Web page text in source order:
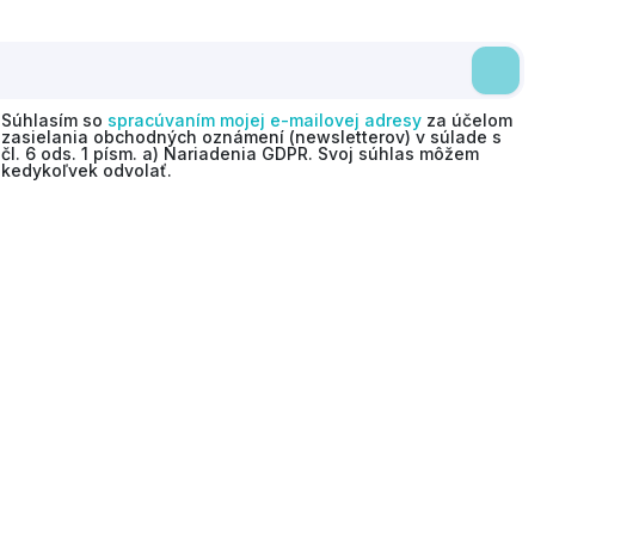
Súhlasím so spracúvaním mojej e-mailovej adresy za účelom
zasielania obchodných oznámení (newsletterov) v súlade s
čl. 6 ods. 1 písm. a) Nariadenia GDPR. Svoj súhlas môžem
kedykoľvek odvolať.